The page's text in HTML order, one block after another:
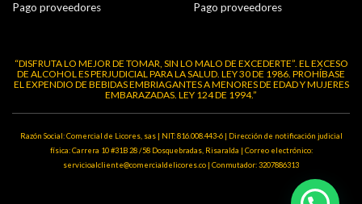
Pago proveedores
Pago proveedores
“DISFRUTA LO MEJOR DE TOMAR, SIN LO MALO DE EXCEDERTE”. EL EXCESO
DE ALCOHOL ES PERJUDICIAL PARA LA SALUD. LEY 30 DE 1986. PROHÍBASE
EL EXPENDIO DE BEBIDAS EMBRIAGANTES A MENORES DE EDAD Y MUJERES
EMBARAZADAS. LEY 124 DE 1994.”
Razón Social: Comercial de Licores, sas | NIT: 816.008.443-6 | Dirección de notificación judicial
física: Carrera 10 #31B 28 /58 Dosquebradas, Risaralda | Correo electrónico:
servicioalcliente@comercialdelicores.co | Conmutador: 3207886313